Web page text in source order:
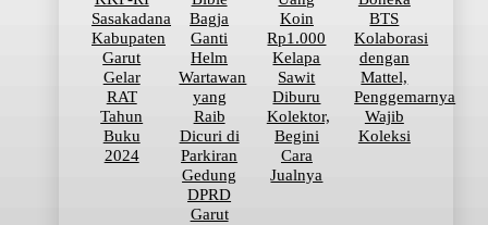
Sasakadana
Kabupaten
Garut
Gelar
RAT
Tahun
Buku
2024
Bagja
Ganti
Helm
Wartawan
yang
Raib
Dicuri di
Parkiran
Gedung
DPRD
Garut
Koin
Rp1.000
Kelapa
Sawit
Diburu
Kolektor,
Begini
Cara
Jualnya
BTS
Kolaborasi
dengan
Mattel,
Penggemarnya
Wajib
Koleksi